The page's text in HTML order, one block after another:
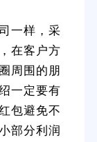
一样，采
在客户方
周围的朋
一定要有
包避免不
部分利润